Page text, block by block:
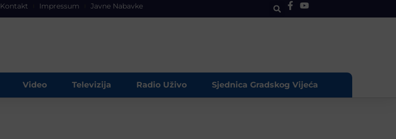
Kontakt Impressum Javne Nabavke
Video Televizija Radio Uživo Sjednica Gradskog Vijeća